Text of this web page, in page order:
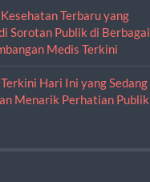
Terbaru yang
Sorotan Publik di Berbagai
Medis Terkini
Hari Ini yang Sedang
Menarik Perhatian Publik